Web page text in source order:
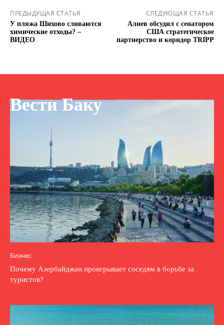
ПРЕДЫДУЩАЯ СТАТЬЯ
У пляжа Шихово сливаются
химические отходы? –
ВИДЕО
СЛЕДУЮЩАЯ СТАТЬЯ
Алиев обсудил с сенатором
США стратегическое
партнерство и коридор TRIPP
Вести Баку
Бизнес
Почему Азербайджан проигрывает соседям в борьбе за
туристов?